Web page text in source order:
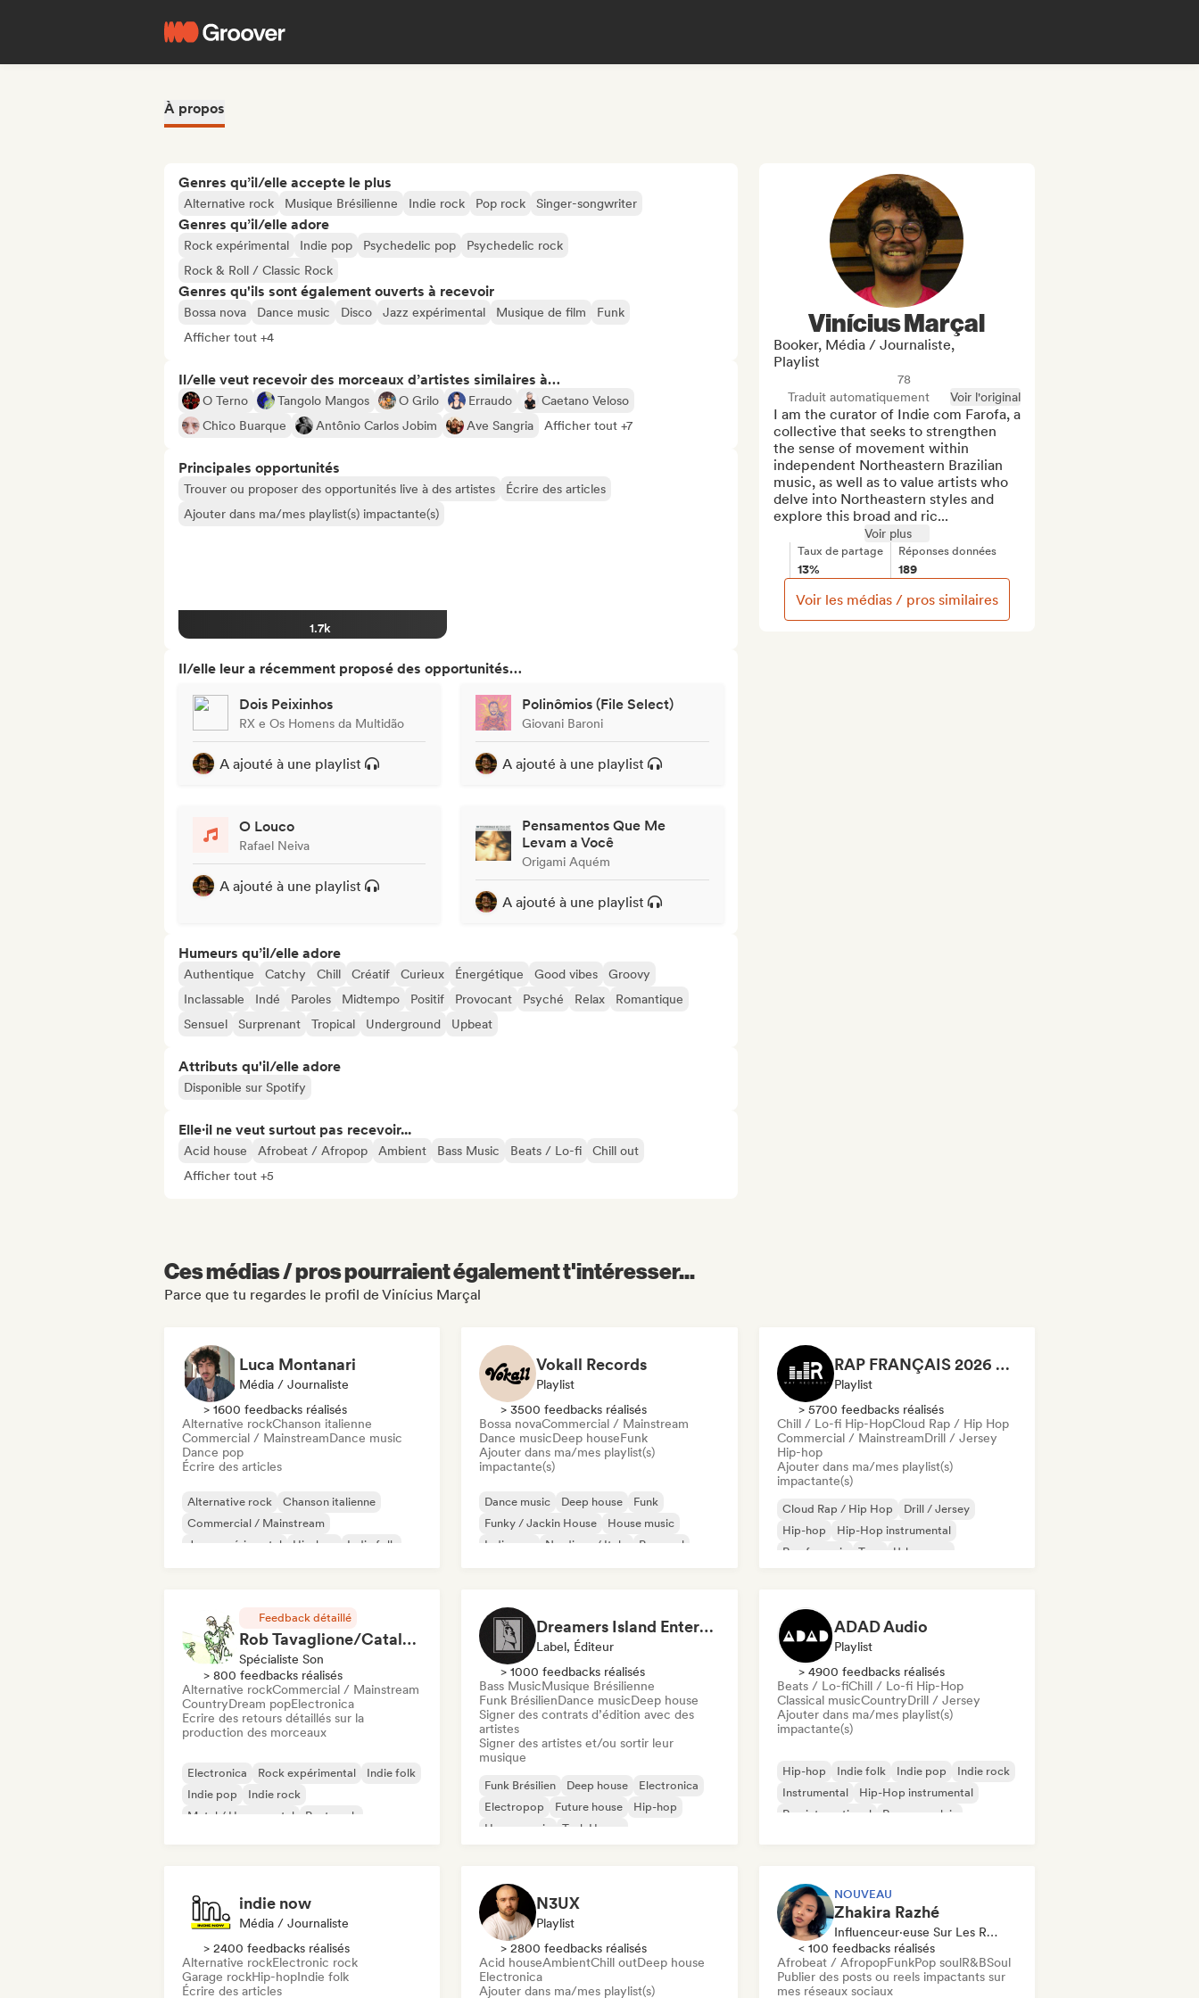
À propos
Genres qu’il/elle accepte le plus
Alternative rock Musique Brésilienne Indie rock Pop rock Singer-songwriter
Genres qu’il/elle adore
Rock expérimental Indie pop Psychedelic pop
Psychedelic rock
Rock & Roll / Classic Rock
Genres qu'ils sont également ouverts à recevoir
Bossa nova Dance music Disco Jazz expérimental Musique de film
Funk
Afficher tout +4
Il/elle veut recevoir des morceaux d’artistes similaires à…
O Terno Tangolo Mangos O Grilo Erraudo
Caetano Veloso
Chico Buarque
Antônio Carlos Jobim Ave Sangria Afficher tout +7
Principales opportunités
Trouver ou proposer des opportunités live à des artistes
Écrire des articles
Ajouter dans ma/mes playlist(s) impactante(s)
1.7k
Il/elle leur a récemment proposé des opportunités…
Dois Peixinhos
RX e Os Homens da Multidão
A ajouté à une playlist
Polinômios (File Select)
Giovani Baroni
A ajouté à une playlist
O Louco
Rafael Neiva
A ajouté à une playlist
Pensamentos Que Me
Levam a Você
Origami Aquém
A ajouté à une playlist
Humeurs qu’il/elle adore
Authentique Catchy Chill Créatif Curieux Énergétique Good vibes
Groovy
Inclassable
Indé Paroles Midtempo Positif Provocant Psyché Relax
Romantique
Sensuel
Surprenant Tropical Underground Upbeat
Attributs qu'il/elle adore
Disponible sur Spotify
Elle·il ne veut surtout pas recevoir...
Acid house Afrobeat / Afropop Ambient Bass Music Beats / Lo-fi
Chill out
Afficher tout +5
Vinícius Marçal
Booker, Média / Journaliste,
Playlist
78
Traduit automatiquement
Voir l'original
I am the curator of Indie com Farofa, a
collective that seeks to strengthen
the sense of movement within
independent Northeastern Brazilian
music, as well as to value artists who
delve into Northeastern styles and
explore this broad and ric...
Voir plus
Taux de partage
13%
Réponses données
189
Voir les médias / pros similaires
Ces médias / pros pourraient également t'intéresser...
Parce que tu regardes le profil de Vinícius Marçal
Luca Montanari
Média / Journaliste
> 1600 feedbacks réalisés
Alternative rockChanson italienne
Commercial / MainstreamDance music
Dance pop
Écrire des articles
Alternative rock
Chanson italienne
Commercial / Mainstream
Jazz expérimental
Hip-hop
Indie folk
Vokall Records
Playlist
> 3500 feedbacks réalisés
Bossa novaCommercial / Mainstream
Dance musicDeep houseFunk
Ajouter dans ma/mes playlist(s)
impactante(s)
Dance music Deep house
Funk
Funky / Jackin House
House music
Indie pop
Nu-disco / Italo Pop soul
RAP FRANÇAIS 2026 🔥🇫🇷 (Way Records)
Playlist
> 5700 feedbacks réalisés
Chill / Lo-fi Hip-HopCloud Rap / Hip Hop
Commercial / MainstreamDrill / Jersey
Hip-hop
Ajouter dans ma/mes playlist(s)
impactante(s)
Cloud Rap / Hip Hop
Drill / Jersey
Hip-hop
Hip-Hop instrumental
Rap francais
Trap
Urban pop
Feedback détaillé
Rob Tavaglione/Catalyst Recording
Spécialiste Son
> 800 feedbacks réalisés
Alternative rockCommercial / Mainstream
CountryDream popElectronica
Ecrire des retours détaillés sur la
production des morceaux
Electronica Rock expérimental
Indie folk
Indie pop
Indie rock
Metal / Heavy metal
Post punk
Dreamers Island Entertainment
Label, Éditeur
> 1000 feedbacks réalisés
Bass MusicMusique Brésilienne
Funk BrésilienDance musicDeep house
Signer des contrats d’édition avec des
artistes
Signer des artistes et/ou sortir leur
musique
Funk Brésilien Deep house
Electronica
Electropop
Future house
Hip-hop
House music
Tech House
ADAD Audio
Playlist
> 4900 feedbacks réalisés
Beats / Lo-fiChill / Lo-fi Hip-Hop
Classical musicCountryDrill / Jersey
Ajouter dans ma/mes playlist(s)
impactante(s)
Hip-hop Indie folk Indie pop
Indie rock
Instrumental
Hip-Hop instrumental
Rap international
Rap en anglais
indie now
Média / Journaliste
> 2400 feedbacks réalisés
Alternative rockElectronic rock
Garage rockHip-hopIndie folk
Écrire des articles
N3UX
Playlist
> 2800 feedbacks réalisés
Acid houseAmbientChill outDeep house
Electronica
Ajouter dans ma/mes playlist(s)
NOUVEAU
Zhakira Razhé
Influenceur·euse Sur Les Réseaux Sociaux
< 100 feedbacks réalisés
Afrobeat / AfropopFunkPop soulR&BSoul
Publier des posts ou reels impactants sur
mes réseaux sociaux